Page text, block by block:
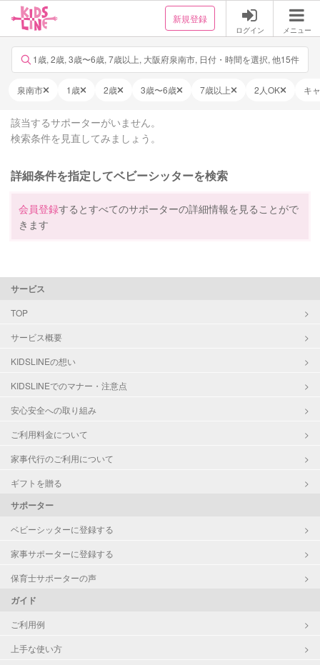
新規登録
ログイン メニュー
1歳, 2歳, 3歳〜6歳, 7歳以上, 大阪府泉南市, 日付・時間を選択, 他15件
泉南市 1歳 2歳 3歳〜6歳 7歳以上 2人OK キ
該当するサポーターがいません。
検索条件を見直してみましょう。
詳細条件を指定してベビーシッターを検索
会員登録するとすべてのサポーターの詳細情報を見ることがで
きます
サービス
TOP
サービス概要
KIDSLINEの想い
KIDSLINEでのマナー・注意点
安心安全への取り組み
ご利用料金について
家事代行のご利用について
ギフトを贈る
サポーター
ベビーシッターに登録する
家事サポーターに登録する
保育士サポーターの声
ガイド
ご利用例
上手な使い方